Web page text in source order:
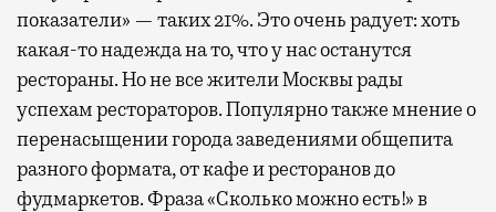
показатели» — таких 21%. Это очень радует: хоть
какая-то надежда на то, что у нас останутся
рестораны. Но не все жители Москвы рады
успехам рестораторов. Популярно также мнение о
перенасыщении города заведениями общепита
разного формата, от кафе и ресторанов до
фудмаркетов. Фраза «Сколько можно есть!» в